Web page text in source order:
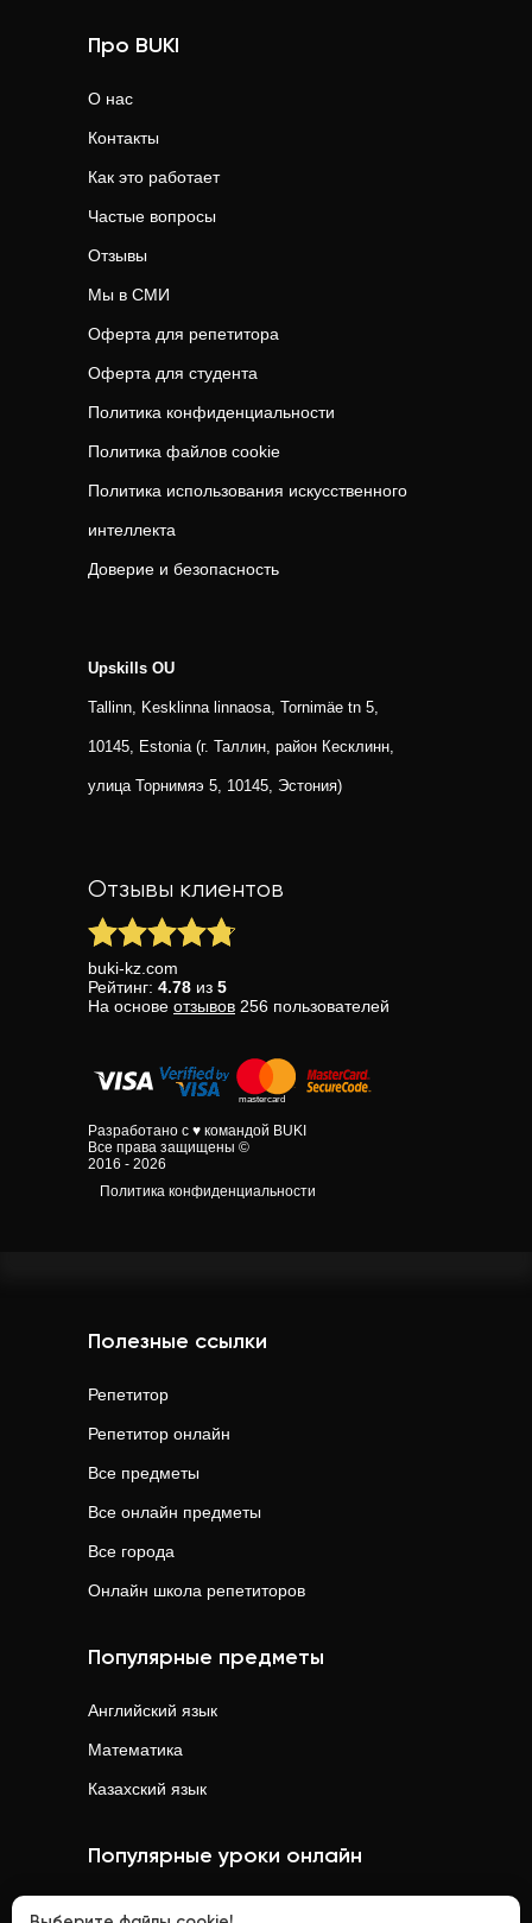
Про BUKI
О нас
Контакты
Как это работает
Частые вопросы
Отзывы
Мы в СМИ
Оферта для репетитора
Оферта для студента
Политика конфиденциальности
Политика файлов cookie
Политика использования искусственного
интеллекта
Доверие и безопасность
Upskills OU
Tallinn, Kesklinna linnaosa, Tornimäe tn 5,
10145, Estonia (г. Таллин, район Кесклинн,
улица Торнимяэ 5, 10145, Эстония)
Отзывы клиентов
buki-kz.com
Рейтинг: 4.78 из 5
На основе отзывов 256 пользователей
Разработано с ♥ командой BUKI
Все права защищены ©
2016 - 2026
Политика конфиденциальности
Полезные ссылки
Репетитор
Репетитор онлайн
Все предметы
Все онлайн предметы
Все города
Онлайн школа репетиторов
Популярные предметы
Английский язык
Математика
Казахский язык
Популярные уроки онлайн